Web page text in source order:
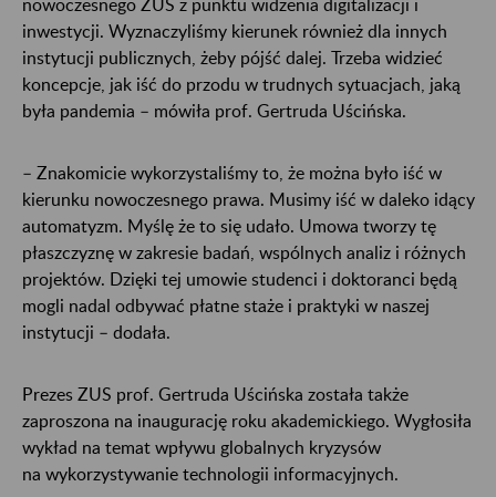
nowoczesnego ZUS z punktu widzenia digitalizacji i
inwestycji. Wyznaczyliśmy kierunek również dla innych
instytucji publicznych, żeby pójść dalej. Trzeba widzieć
koncepcje, jak iść do przodu w trudnych sytuacjach, jaką
była pandemia – mówiła prof. Gertruda Uścińska.
– Znakomicie wykorzystaliśmy to, że można było iść w
kierunku nowoczesnego prawa. Musimy iść w daleko idący
automatyzm. Myślę że to się udało. Umowa tworzy tę
płaszczyznę w zakresie badań, wspólnych analiz i różnych
projektów. Dzięki tej umowie studenci i doktoranci będą
mogli nadal odbywać płatne staże i praktyki w naszej
instytucji – dodała.
Prezes ZUS prof. Gertruda Uścińska została także
zaproszona na inaugurację roku akademickiego. Wygłosiła
wykład na temat wpływu globalnych kryzysów
na wykorzystywanie technologii informacyjnych.